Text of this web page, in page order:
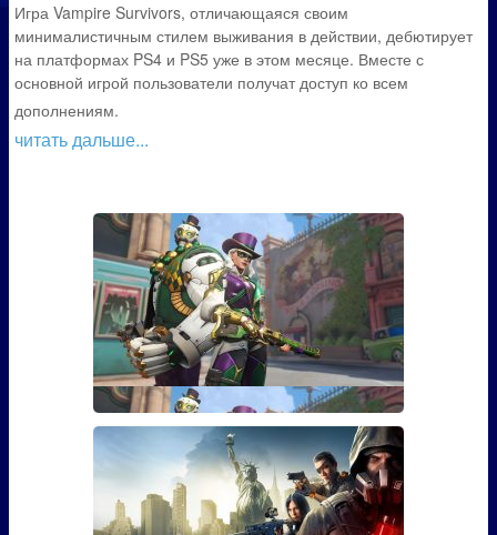
Игра Vampire Survivors, отличающаяся своим
минималистичным стилем выживания в действии, дебютирует
на платформах PS4 и PS5 уже в этом месяце. Вместе с
основной игрой пользователи получат доступ ко всем
дополнениям.
читать дальше...
Гайд: Как открыть скин Марди
Гра для Эш из Overwatch
Если вы играли в Overwatch, то наверняка видели
там персона